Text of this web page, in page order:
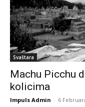
Svaštara
Machu Picchu
kolicima
Impuls Admin - 6